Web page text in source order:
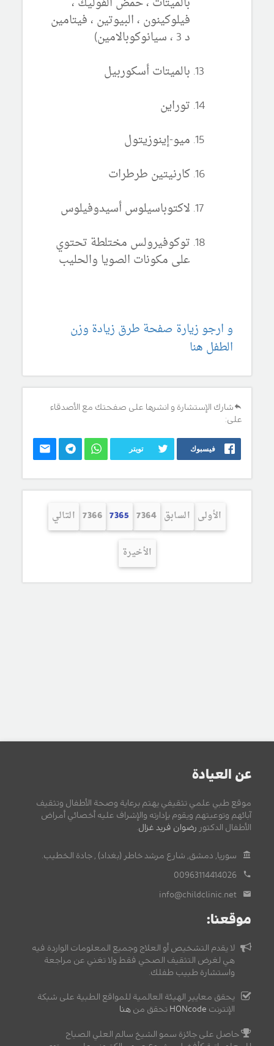
فيلوكينون ، البيوتين ، فيتامين
د 3 ، سيانوكوبالامين)
بالميتات أسكوربيل
توراين
ميو-إينوزيتول
كارنيتين طرطرات
لاكتوباسيلوس أسيدوفيلوس
توكوفيرولس مختلطة تحتوي
على مكونات الصويا والحليب
و ارجو زيارة صفحة طرق زيادة وزن
الطفل هنا
شارك الإستشارة و انشرها على صفحتك مع الأصدقاء
على:
فيسبوك تويتر
الأولى السابق 7364
7365
7366 التالي
الأخيرة
عن العيادة
موقع طبي علمي تثقيفي يهتم برعاية وصحة الأطفال وتثقيف
آبائهم وتوعيتهم ويقوم بإدارته والإشراف عليه أخصائي أمراض
الأطفال الدكتور رضوان فريد غزال.
سوريا, دمشق, شارع مرشد خاطر (بغداد) , جادة الخطيب.
00963114414026
info@childclinic.net
موقعنا:
لا يقدم التشخيص أو العلاج وجميع المعلومات الواردة فيه
هي لغرض التثقيف الصحي فقط ولا تغني عن مراجعة
واستشارة طبيب طفلك.
يحقق معايير الهيئة العالمية للمواقع الطبية على شبكة
الإنترنت HONcode تحقق من هنا
حاصل على جائزة سمو الشيخ سالم العلي الصباح